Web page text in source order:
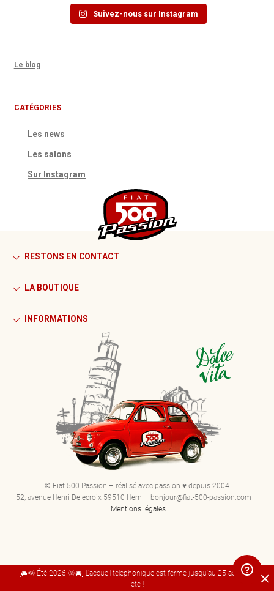
Suivez-nous sur Instagram
Le blog
CATÉGORIES
Les news
Les salons
Sur Instagram
RESTONS EN CONTACT
LA BOUTIQUE
INFORMATIONS
© Fiat 500 Passion – réalisé avec passion ♥ depuis 2004
52, avenue Henri Delecroix 59510 Hem – bonjour@fiat-500-passion.com –
Mentions légales
[🚘🌞 Été 2026 🌞🚘] L'accueil téléphonique est fermé jusqu'au 25 août. Bel
été !